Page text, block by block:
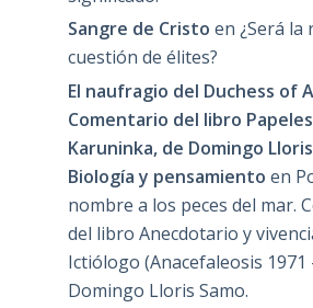
Sangre de Cristo en ¿Será la
cuestión de élites?
El naufragio del Duchess of
Comentario del libro
Karuninka, de Domingo
Biología y pensamiento en
nombre a los peces del mar.
del libro Anecdotario y
Ictiólogo (Anacefaleosis 1971
Domingo Lloris Samo.